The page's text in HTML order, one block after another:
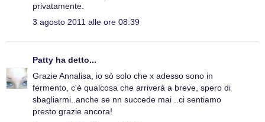
privatamente.
3 agosto 2011 alle ore 08:39
Patty ha detto...
Grazie Annalisa, io sò solo che x adesso sono in
fermento, c'è qualcosa che arriverà a breve, spero di
sbagliarmi..anche se nn succede mai ..ci sentiamo
presto grazie ancora!